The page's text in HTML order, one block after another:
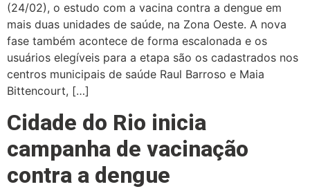
(24/02), o estudo com a vacina contra a dengue em
mais duas unidades de saúde, na Zona Oeste. A nova
fase também acontece de forma escalonada e os
usuários elegíveis para a etapa são os cadastrados nos
centros municipais de saúde Raul Barroso e Maia
Bittencourt, […]
Cidade do Rio inicia
campanha de vacinação
contra a dengue